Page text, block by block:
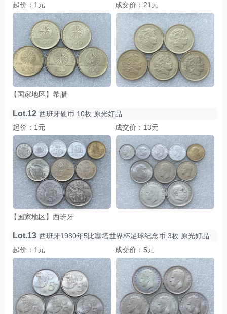
起价：1元
成交价：21元
【国家地区】希腊
Lot.12 西班牙硬币 10枚 原光好品
起价：1元
成交价：13元
【国家地区】西班牙
Lot.13 西班牙1980年5比塞塔世界杯足球纪念币 3枚 原光好品
起价：1元
成交价：5元